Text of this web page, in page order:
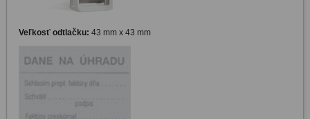
Veľkosť odtlačku: 43 mm x 43 mm